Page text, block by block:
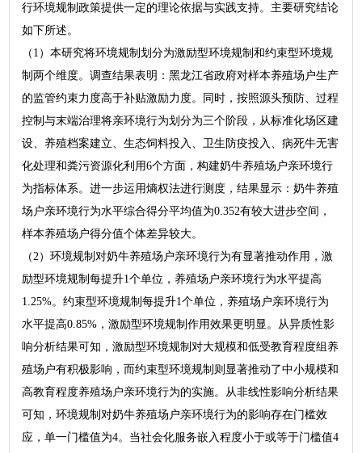
行环境规制政策提供一定的理论依据与实践支持。主要研究结论
如下所述。
（1）本研究将环境规制划分为激励型环境规制和约束型环境规
制两个维度。调查结果表明：黑龙江省政府对样本养殖场户生产
的监管约束力度高于补贴激励力度。同时，按照源头预防、过程
控制与末端治理将亲环境行为划分为三个阶段，从标准化场区建
设、养殖档案建立、生态饲料投入、卫生防疫投入、病死牛无害
化处理和粪污资源化利用6个方面，构建奶牛养殖场户亲环境行
为指标体系。进一步运用熵权法进行测度，结果显示：奶牛养殖
场户亲环境行为水平综合得分平均值为0.352有较大进步空间，
样本养殖场户得分值个体差异较大。
（2）环境规制对奶牛养殖场户亲环境行为有显著推动作用，激
励型环境规制每提升1个单位，养殖场户亲环境行为水平提高
1.25%。约束型环境规制每提升1个单位，养殖场户亲环境行为
水平提高0.85%，激励型环境规制作用效果更明显。从异质性影
响分析结果可知，激励型环境规制对大规模和低受教育程度组养
殖场户有积极影响，而约束型环境规制则显著推动了中小规模和
高教育程度养殖场户亲环境行为的实施。从非线性影响分析结果
可知，环境规制对奶牛养殖场户亲环境行为的影响存在门槛效
应，单一门槛值为4。当社会化服务嵌入程度小于或等于门槛值4